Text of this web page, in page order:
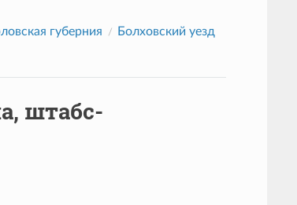
губерния
Болховский уезд
штабс-